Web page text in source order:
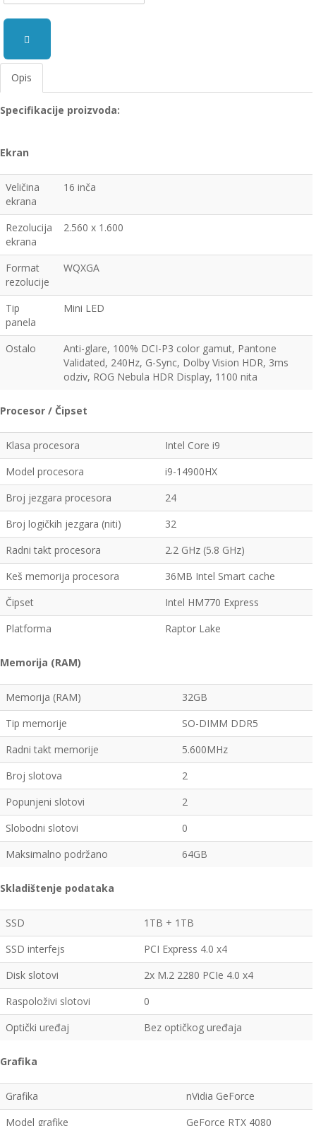
Opis
Specifikacije proizvoda:
Ekran
Veličina
ekrana
16 inča
Rezolucija
ekrana
2.560 x 1.600
Format
rezolucije
WQXGA
Tip
panela
Mini LED
Ostalo
Anti-glare, 100% DCI-P3 color gamut, Pantone
Validated, 240Hz, G-Sync, Dolby Vision HDR, 3ms
odziv, ROG Nebula HDR Display, 1100 nita
Procesor / Čipset
Klasa procesora
Intel Core i9
Model procesora
i9-14900HX
Broj jezgara procesora
24
Broj logičkih jezgara (niti)
32
Radni takt procesora
2.2 GHz (5.8 GHz)
Keš memorija procesora
36MB Intel Smart cache
Čipset
Intel HM770 Express
Platforma
Raptor Lake
Memorija (RAM)
Memorija (RAM)
32GB
Tip memorije
SO-DIMM DDR5
Radni takt memorije
5.600MHz
Broj slotova
2
Popunjeni slotovi
2
Slobodni slotovi
0
Maksimalno podržano
64GB
Skladištenje podataka
SSD
1TB + 1TB
SSD interfejs
PCI Express 4.0 x4
Disk slotovi
2x M.2 2280 PCIe 4.0 x4
Raspoloživi slotovi
0
Optički uređaj
Bez optičkog uređaja
Grafika
Grafika
nVidia GeForce
Model grafike
GeForce RTX 4080